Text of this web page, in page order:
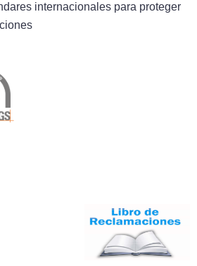
internacionales para proteger